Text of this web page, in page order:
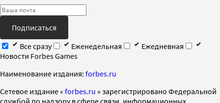
Подписаться
Все сразу
Еженедельная
Ежедневная
Новости Forbes Games
Наименование издания: forbes.ru
Cетевое издание « forbes.ru » зарегистрировано Федеральной
службой по надзору в сфере связи, информационных